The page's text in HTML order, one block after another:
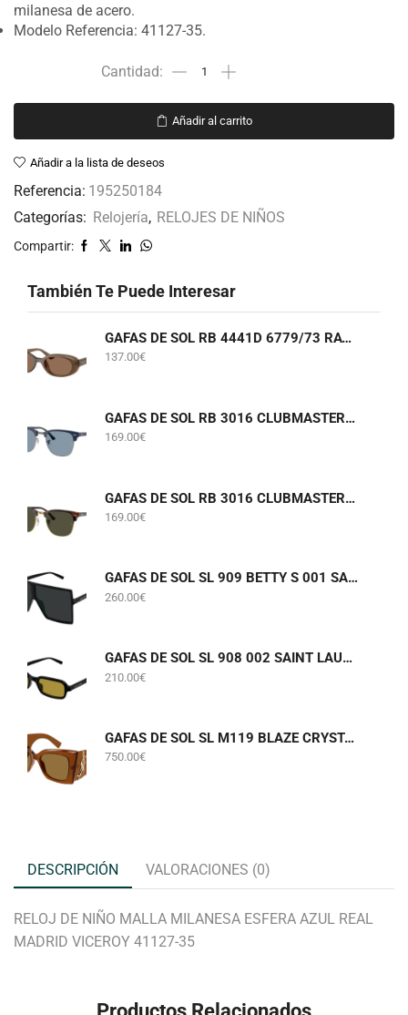
milanesa de acero.
Modelo Referencia: 41127-35.
Añadir al carrito
Añadir a la lista de deseos
Referencia: 195250184
Categorías: Relojería, RELOJES DE NIÑOS
Compartir:
También Te Puede Interesar
GAFAS DE SOL RB 4441D 6779/73 RAY-BAN
137.00€
GAFAS DE SOL RB 3016 CLUBMASTER 6879/56 RAY-BAN
169.00€
GAFAS DE SOL RB 3016 CLUBMASTER W0366 RAY-BAN
169.00€
GAFAS DE SOL SL 909 BETTY S 001 SAINT LAURENT
260.00€
GAFAS DE SOL SL 908 002 SAINT LAURENT
210.00€
GAFAS DE SOL SL M119 BLAZE CRYSTAL 002 SAINT LAURENT
750.00€
DESCRIPCIÓN VALORACIONES (0)
RELOJ DE NIÑO MALLA MILANESA ESFERA AZUL REAL
MADRID VICEROY 41127-35
Productos Relacionados